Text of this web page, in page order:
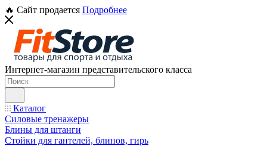
🔥 Сайт продается Подробнее
Интернет-магазин представительского класса
Каталог
Силовые тренажеры
Блины для штанги
Стойки для гантелей, блинов, гирь